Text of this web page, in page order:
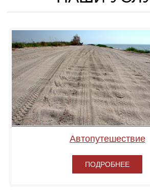
Автопутешествие
ПОДРОБНЕЕ